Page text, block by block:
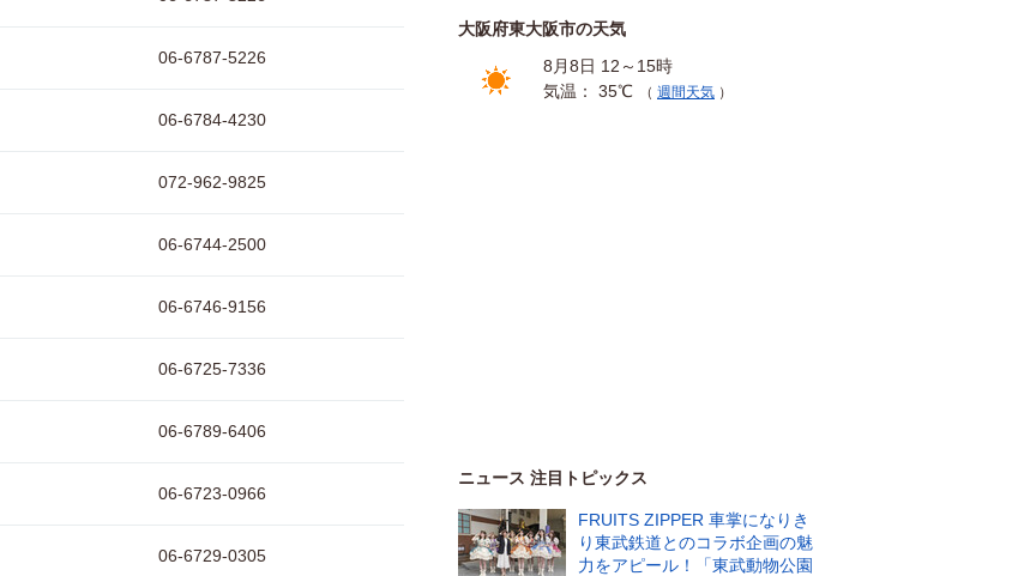
06-6787-5226
06-6784-4230
072-962-9825
06-6744-2500
06-6746-9156
06-6725-7336
06-6789-6406
06-6723-0966
06-6729-0305
大阪府東大阪市の天気
8月8日 12～15時
気温： 35℃
（ 週間天気 ）
ニュース 注目トピックス
FRUITS ZIPPER 車掌になりき
り東武鉄道とのコラボ企画の魅
力をアピール！「東武動物公園